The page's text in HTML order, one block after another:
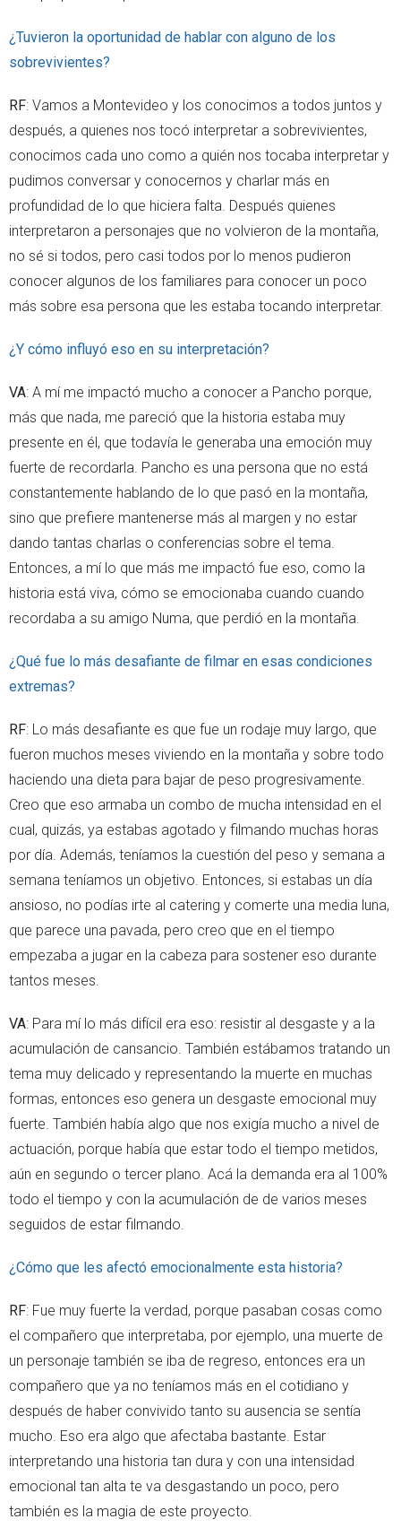
¿Tuvieron la oportunidad de hablar con alguno de los
sobrevivientes?
RF: Vamos a Montevideo y los conocimos a todos juntos y
después, a quienes nos tocó interpretar a sobrevivientes,
conocimos cada uno como a quién nos tocaba interpretar y
pudimos conversar y conocernos y charlar más en
profundidad de lo que hiciera falta. Después quienes
interpretaron a personajes que no volvieron de la montaña,
no sé si todos, pero casi todos por lo menos pudieron
conocer algunos de los familiares para conocer un poco
más sobre esa persona que les estaba tocando interpretar.
¿Y cómo influyó eso en su interpretación?
VA: A mí me impactó mucho a conocer a Pancho porque,
más que nada, me pareció que la historia estaba muy
presente en él, que todavía le generaba una emoción muy
fuerte de recordarla. Pancho es una persona que no está
constantemente hablando de lo que pasó en la montaña,
sino que prefiere mantenerse más al margen y no estar
dando tantas charlas o conferencias sobre el tema.
Entonces, a mí lo que más me impactó fue eso, como la
historia está viva, cómo se emocionaba cuando cuando
recordaba a su amigo Numa, que perdió en la montaña.
¿Qué fue lo más desafiante de filmar en esas condiciones
extremas?
RF: Lo más desafiante es que fue un rodaje muy largo, que
fueron muchos meses viviendo en la montaña y sobre todo
haciendo una dieta para bajar de peso progresivamente.
Creo que eso armaba un combo de mucha intensidad en el
cual, quizás, ya estabas agotado y filmando muchas horas
por día. Además, teníamos la cuestión del peso y semana a
semana teníamos un objetivo. Entonces, si estabas un día
ansioso, no podías irte al catering y comerte una media luna,
que parece una pavada, pero creo que en el tiempo
empezaba a jugar en la cabeza para sostener eso durante
tantos meses.
VA: Para mí lo más difícil era eso: resistir al desgaste y a la
acumulación de cansancio. También estábamos tratando un
tema muy delicado y representando la muerte en muchas
formas, entonces eso genera un desgaste emocional muy
fuerte. También había algo que nos exigía mucho a nivel de
actuación, porque había que estar todo el tiempo metidos,
aún en segundo o tercer plano. Acá la demanda era al 100%
todo el tiempo y con la acumulación de de varios meses
seguidos de estar filmando.
¿Cómo que les afectó emocionalmente esta historia?
RF: Fue muy fuerte la verdad, porque pasaban cosas como
el compañero que interpretaba, por ejemplo, una muerte de
un personaje también se iba de regreso, entonces era un
compañero que ya no teníamos más en el cotidiano y
después de haber convivido tanto su ausencia se sentía
mucho. Eso era algo que afectaba bastante. Estar
interpretando una historia tan dura y con una intensidad
emocional tan alta te va desgastando un poco, pero
también es la magia de este proyecto.